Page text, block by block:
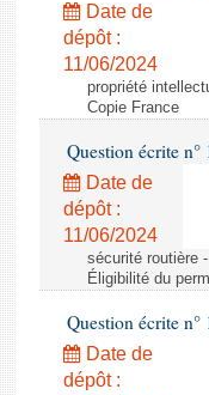
Date de
dépôt :
11/06/2024
propriété
Copie France
Question écrite
Date de
dépôt :
11/06/2024
sécurité routière
Éligibilité du
Question écrite
Date de
dépôt :